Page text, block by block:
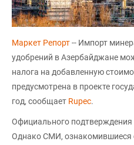
Маркет Репорт-- Импорт
удобрений в Азербайджане
налога на добавленную
предусмотрена в проекте
год, сообщает Rupec.
Официального подтверждения
Однако СМИ, ознакомившиеся